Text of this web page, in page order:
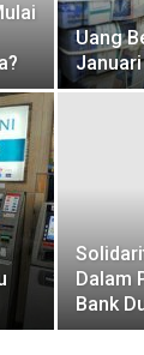
Uang
Dalam
Bank